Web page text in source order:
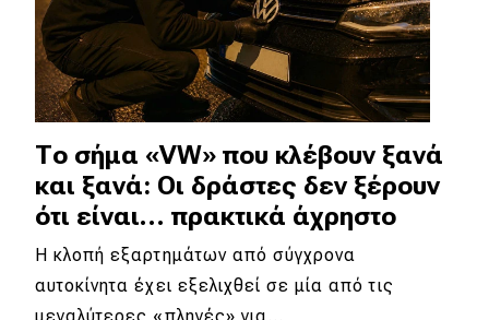
Σταθμοί φόρτισης
Classic
Νέα
Παρουσιάσεις
DRIVE Away
Το σήμα «VW» που κλέβουν ξανά
και ξανά: Οι δράστες δεν ξέρουν
ότι είναι… πρακτικά άχρηστο
Η κλοπή εξαρτημάτων από σύγχρονα
αυτοκίνητα έχει εξελιχθεί σε μία από τις
μεγαλύτερες «πληγές» για…